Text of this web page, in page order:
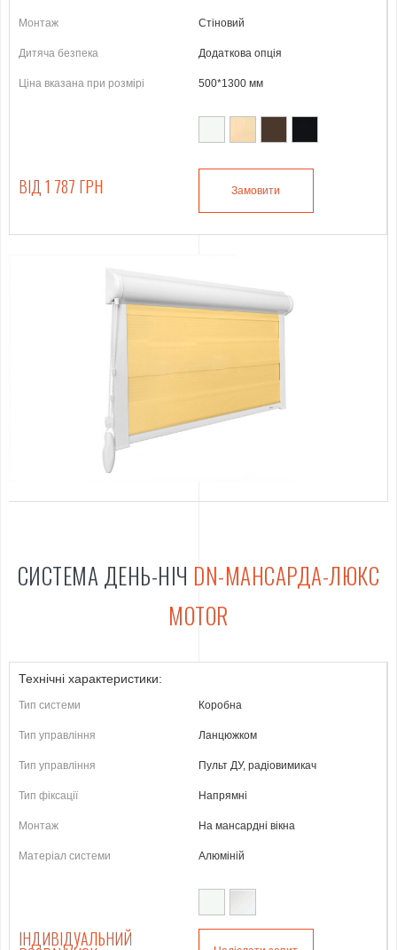
Монтаж Стіновий
Дитяча безпека Додаткова опція
Ціна вказана при розмірі 500*1300 мм
ВІД 1 787 ГРН Замовити
СИСТЕМА ДЕНЬ-НІЧ DN-МАНСАРДА-ЛЮКС
MOTOR
Технічні характеристики:
Тип системи Коробна
Тип управління Ланцюжком
Тип управління Пульт ДУ, радіовимикач
Тип фіксації Напрямні
Монтаж На мансардні вікна
Матеріал системи Алюміній
ІНДИВІДУАЛЬНИЙ